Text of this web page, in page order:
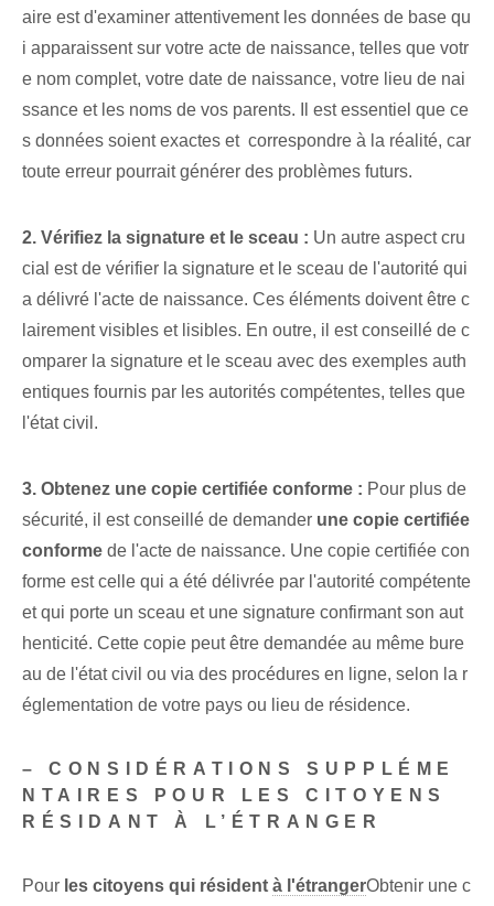
aire est d'examiner attentivement les données de base qu
i apparaissent sur votre acte de naissance, telles que votr
e nom complet, votre date de naissance, votre lieu de nai
ssance et les noms de vos parents. Il est essentiel que ce
s données soient exactes‌ et ⁢ correspondre à la réalité, car
toute erreur pourrait générer des problèmes futurs.
2.⁢ Vérifiez la signature et le sceau : Un autre aspect cru
cial est de vérifier la signature et le sceau de l'autorité qui
a délivré l'acte de naissance. Ces éléments doivent être c
lairement visibles et lisibles. En outre, il est conseillé de c
omparer la signature et le sceau avec des exemples auth
entiques fournis par les autorités compétentes, telles que
l'état civil.
3. Obtenez une copie certifiée conforme : Pour plus de
sécurité, il est conseillé de demander une copie certifiée
conforme de l'acte de naissance. Une copie certifiée con
forme est celle qui a été délivrée par l'autorité compétente
et qui porte un sceau et une signature confirmant son aut
henticité. Cette copie peut être demandée au même bure
au de l'état civil ou via des procédures en ligne, selon la r
églementation de votre pays ou lieu de résidence.
– CONSIDÉRATIONS SUPPLÉME
NTAIRES POUR LES CITOYENS
RÉSIDANT À L’ÉTRANGER
Pour les citoyens qui résident à l'étrangerObtenir une c